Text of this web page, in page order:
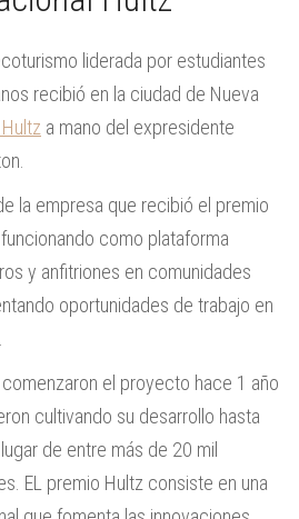
liderada por estudiantes
recibió en la ciudad de Nueva
a mano del expresidente
la empresa que recibió el premio
como plataforma
y anfitriones en comunidades
oportunidades de trabajo en
el proyecto hace 1 año
cultivando su desarrollo hasta
de entre más de 20 mil
EL premio Hultz consiste en una